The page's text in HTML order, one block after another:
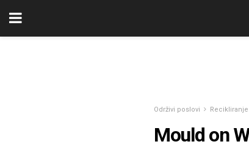
Održivi poslovi Recikliranje
Mould on